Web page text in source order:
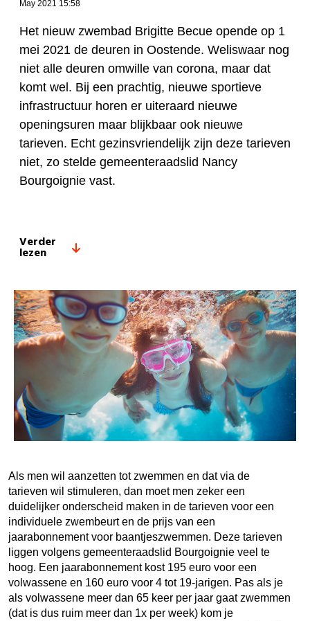
May 2021 15:58
Het nieuw zwembad Brigitte Becue opende op 1
mei 2021 de deuren in Oostende. Weliswaar nog
niet alle deuren omwille van corona, maar dat
komt wel. Bij een prachtig, nieuwe sportieve
infrastructuur horen er uiteraard nieuwe
openingsuren maar blijkbaar ook nieuwe
tarieven. Echt gezinsvriendelijk zijn deze tarieven
niet, zo stelde gemeenteraadslid Nancy
Bourgoignie vast.
Verder
lezen
Als men wil aanzetten tot zwemmen en dat via de
tarieven wil stimuleren, dan moet men zeker een
duidelijker onderscheid maken in de tarieven voor een
individuele zwembeurt en de prijs van een
jaarabonnement voor baantjeszwemmen. Deze tarieven
liggen volgens gemeenteraadslid Bourgoignie veel te
hoog. Een jaarabonnement kost 195 euro voor een
volwassene en 160 euro voor 4 tot 19-jarigen. Pas als je
als volwassene meer dan 65 keer per jaar gaat zwemmen
(dat is dus ruim meer dan 1x per week) kom je